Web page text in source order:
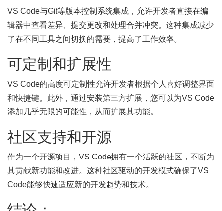
VS Code与Git等版本控制系统集成，允许开发者直接在编
辑器中查看差异、提交更改和处理合并冲突。这种集成减少
了在不同工具之间切换的需要，提高了工作效率。
可定制和扩展性
VS Code的高度可定制性允许开发者根据个人喜好调整界面
和快捷键。此外，通过安装第三方扩展，您可以为VS Code
添加几乎无限的可能性，从而扩展其功能。
社区支持和开源
作为一个开源项目，VS Code拥有一个活跃的社区，不断为
其贡献新功能和改进。这种社区驱动的开发模式确保了VS
Code能够快速适应新的开发趋势和技术。